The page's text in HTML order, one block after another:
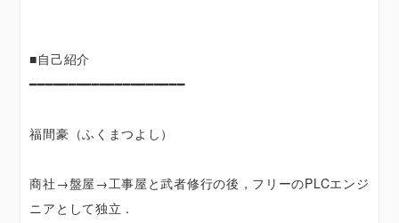
■自己紹介
━━━━━━━━━━━━━━━━━━━━
福間豪（ふくまつよし）
商社→盤屋→工事屋と武者修行の後，フリーのPLCエンジ
ニアとして独立．